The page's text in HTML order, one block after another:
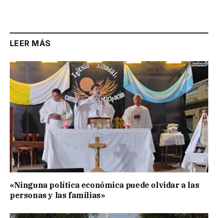
LEER MÁS
«Ninguna política económica puede olvidar a las
personas y las familias»